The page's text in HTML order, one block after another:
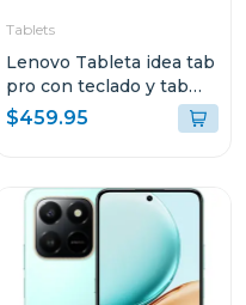
Tablets
Lenovo Tableta idea tab
pro con teclado y tab
pen plus + moto buds
8gb de ram y 256 gb
$459.95